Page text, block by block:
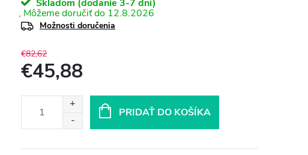
Skladom (dodanie 3-7 dní)
12.8.2026
Možnosti doručenia
€82,62
€45,88
PRIDAŤ DO KOŠÍKA